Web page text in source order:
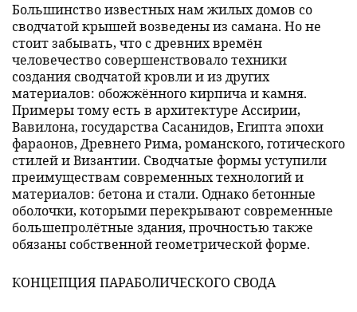
Большинство известных нам жилых домов со
сводчатой крышей возведены из самана. Но не
стоит забывать, что с древних времён
человечество совершенствовало техники
создания сводчатой кровли и из других
материалов: обожжённого кирпича и камня.
Примеры тому есть в архитектуре Ассирии,
Вавилона, государства Сасанидов, Египта эпохи
фараонов, Древнего Рима, романского, готического
стилей и Византии. Сводчатые формы уступили
преимуществам современных технологий и
материалов: бетона и стали. Однако бетонные
оболочки, которыми перекрывают современные
большепролётные здания, прочностью также
обязаны собственной геометрической форме.
КОНЦЕПЦИЯ ПАРАБОЛИЧЕСКОГО СВОДА